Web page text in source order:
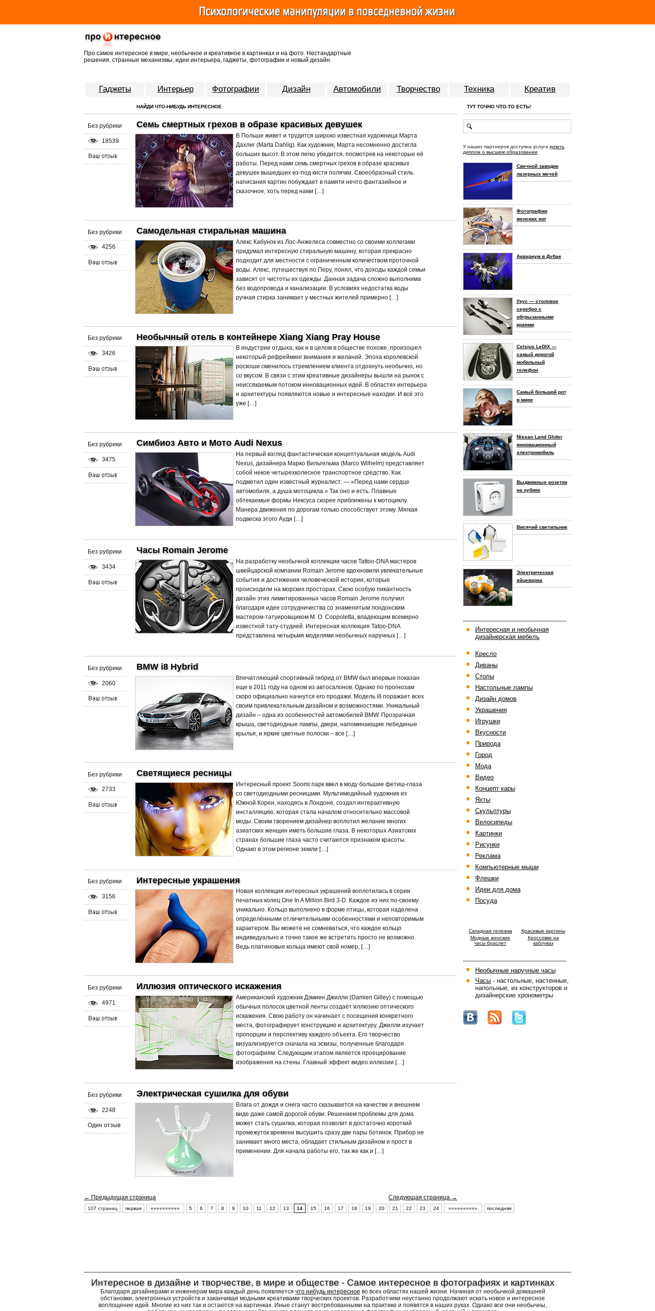
Про самое интересное в мире, необычное и креативное в картинках и на фото. Нестандартные
решения, странные механизмы, идеи интерьера, гаджеты, фотографии и новый дизайн.
Гаджеты Интерьер Фотографии Дизайн Автомобили Творчество Техника Креатив
НАЙДИ ЧТО-НИБУДЬ ИНТЕРЕСНОЕ
Без рубрики
18539
Семь смертных грехов в образе красивых девушек
В Польше живет и трудится широко известная художница Марта
Дахлиг (Marta Dahlig). Как художник, Марта несомненно достигла
больших высот. В этом легко убедится, посмотрев на некоторые её
работы. Перед нами семь смертных грехов в образе красивых
девушек вышедших из-под кисти полячки. Своеобразный стиль
написания картин побуждает в памяти нечто фантазийное и
сказочное, хоть перед нами […]
Без рубрики
4256
Самодельная стиральная машина
Алекс Кабунок из Лос-Анжелеса совместно со своими коллегами
придумал интересную стиральную машину, которая прекрасно
подходит для местности с ограниченным количеством проточной
воды. Алекс, путешествуя по Перу, понял, что доходы каждой семьи
зависят от чистоты их одежды. Данная задача сложно выполнима
без водопровода и канализации. В условиях недостатка воды
ручная стирка занимает у местных жителей примерно […]
Без рубрики
3426
Необычный отель в контейнере Xiang Xiang Pray House
В индустрии отдыха, как и в целом в обществе похоже, произошел
некоторый рефрейминг внимания и желаний. Эпоха королевской
роскоши сменилось стремлением клиента отдохнуть необычно, но
со вкусом. В связи с этим креативные дизайнеры вышли на рынок с
неиссякаемым потоком инновационных идей. В областях интерьера
и архитектуры появляются новые и интересные находки. И всё это
уже […]
Без рубрики
3475
Симбиоз Авто и Мото Audi Nexus
На первый взгляд фантастическая концептуальная модель Audi
Nexus, дизайнера Марко Вильгельма (Marco Wilhelm) представляет
собой некое четырехколесное транспортное средство. Как
подметил один известный журналист: — «Перед нами сердце
автомобиля, а душа мотоцикла.» Так оно и есть. Плавные
обтекаемые формы Нексуса скорее приближены к мотоциклу.
Манера движения по дорогам только способствует этому. Мягкая
подвеска этого Ауди […]
Без рубрики
3434
Часы Romain Jerome
На разработку необычной коллекции часов Tattoo-DNA мастеров
швейцарской компании Romain Jerome вдохновили увлекательные
события и достижения человеческой истории, которые
происходили на морских просторах. Свою особую пикантность
дизайн этих лимитированных часов Romain Jerome получил
благодаря идее сотрудничества со знаменитым лондонским
мастером-татуировщиком М. О. Coppoletta, владеющим всемирно
известной тату-студией. Интересная коллекция Tatoo-DNA
представлена четырьмя моделями необычных наручных […]
Без рубрики
2060
BMW i8 Hybrid
Впечатляющий спортивный гибрид от BMW был впервые показан
еще в 2011 году на одном из автосалонов. Однако по прогнозам
скоро официально начнутся его продажи. Модель i8 поражает всех
своим привлекательным дизайном и возможностями. Уникальный
дизайн – одна из особенностей автомобилей BMW. Прозрачная
крыша, светодиодные лампы, двери, напоминающие лебединые
крылья, и яркие цветные полоски – все […]
Без рубрики
2733
Светящиеся ресницы
Интересный проект Soomi парк ввел в моду большие фетиш-глаза
со светодиодными ресницами. Мультимедийный художник из
Южной Кореи, находясь в Лондоне, создал интерактивную
инсталляцию, которая стала началом относительно массовой
моды. Своим творением дизайнер воплотил желание многих
азиатских женщин иметь большие глаза. В некоторых Азиатских
странах большие глаза часто считаются признаком красоты.
Однако в этом регионе земли […]
Без рубрики
3156
Интересные украшения
Новая коллекция интересных украшений воплотилась в серии
печатных колец One In A Million Bird 3-D. Каждое из них по-своему
уникально. Кольцо выполнено в форме птицы, которая наделена
определёнными отличительными особенностями и неповторимым
характером. Вы можете не сомневаться, что каждое кольцо
индивидуально и точно такое же встретить просто не возможно.
Ведь платиновые кольца имеют свой номер, […]
Без рубрики
4971
Иллюзия оптического искажения
Американский художник Дэмиен Джилли (Damien Gilley) с помощью
обычных полосок цветной ленты создаёт иллюзию оптического
искажения. Свою работу он начинает с посещения конкретного
места, фотографирует конструкцию и архитектуру. Джилли изучает
пропорции и перспективу каждого объекта. Его творчество
визуализируется сначала на эскизы, полученные благодаря
фотографиям. Следующим этапом является проецирование
изображения на стены. Главный эффект видео иллюзии […]
Без рубрики
2248
Один отзыв
Электрическая сушилка для обуви
Влага от дождя и снега часто сказывается на качестве и внешнем
виде даже самой дорогой обуви. Решением проблемы для дома
может стать сушилка, которая позволит в достаточно короткий
промежуток времени высушить сразу две пары ботинок. Прибор не
занимает много места, обладает стильным дизайном и прост в
применении. Для начала работы его, так же как и […]
← Предыдущая страница Следующая страница →
ТУТ ТОЧНО ЧТО-ТО ЕСТЬ!
У наших партнеров доступна услуга купить
диплом о высшем образовании
Свечной заводик
лазерных мечей
Фотографии
женских ног
Аквариум в Дубае
Укус — столовое
серебро с
обгрызанными
краями
Celsius LeDIX —
самый дорогой
мобильный
телефон
Самый большой рот
в мире
Nissan Land Glider
инновационный
электромобиль
Выдвижные розетки
на кубике
Висячий светильник
Электрическая
яйцеварка
-----------------------------------------------------
Интересная и необычная
дизайнерская мебель
Кресло
Диваны
Столы
Настольные лампы
Дизайн домов
Украшения
Игрушки
Вкусности
Природа
Город
Мода
Видео
Концепт кары
Яхты
Скульптуры
Велосипеды
Картинки
Рисунки
Реклама
Компьютерные мыши
Флешки
Идеи для дома
Посуда
Cкладная тележка
Красивые картины
Модные женские
часы браслет
Кроссовки на
каблуках
-----------------------------------------------------
Необычные наручные часы
Часы - настольные, настенные,
напольные, из конструкторов и
дизайнерские хронометры
107 страниц первая «««««««««« 5 6 7 8 9 10 11 12 13 14 15 16 17 18 19 20 21 22 23 24 »»»»»»»»»» последняя
Интересное в дизайне и творчестве, в мире и обществе - Самое интересное в фотографиях и картинках
Благодаря дизайнерами и инженерам мира каждый день появляется что нибудь интересное во всех областях нашей жизни. Начиная от необычной домашней
обстановки, электронных устройств и заканчивая модными креативами творческих проектов. Разработчики неустанно продолжают искать новое и интересное
воплощение идей. Многие из них так и остаются на картинках. Иные станут востребованными на практике и появятся в наших руках. Однако все они необычны,